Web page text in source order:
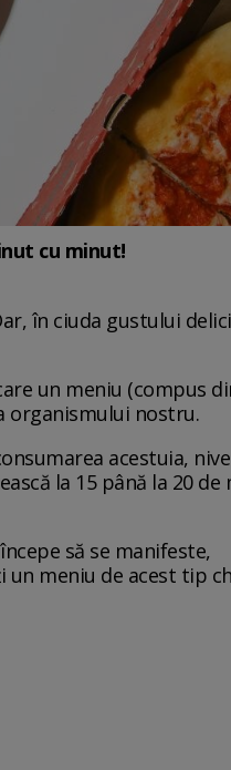
cu minut!
în ciuda gustului
un meniu (compus
organismului nostru.
acestuia,
la 15 până la 20 de
să se manifeste,
un meniu de acest tip